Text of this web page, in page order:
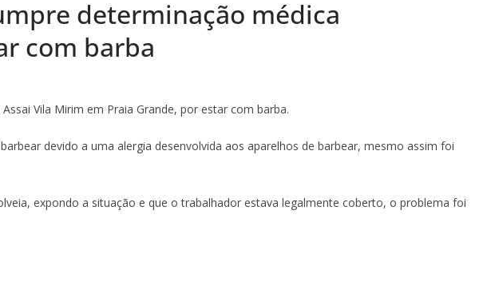
determinação médica
com barba
Vila Mirim em Praia Grande, por estar com barba.
devido a uma alergia desenvolvida aos aparelhos de barbear, mesmo assim foi
expondo a situação e que o trabalhador estava legalmente coberto, o problema foi